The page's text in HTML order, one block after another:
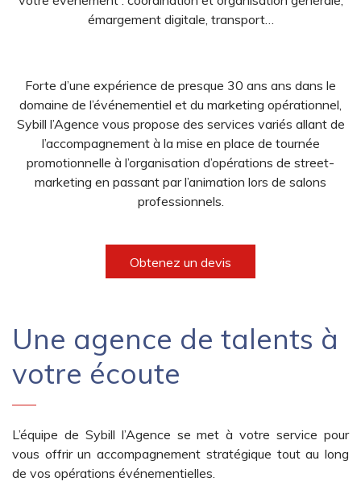
émargement digitale, transport…
Forte d’une expérience de presque 30 ans ans dans le
domaine de l’événementiel et du marketing opérationnel,
Sybill l’Agence vous propose des services variés allant de
l’accompagnement à la mise en place de tournée
promotionnelle à l’organisation d’opérations de street-
marketing en passant par l’animation lors de salons
professionnels.
Obtenez un devis
Une agence de talents à
votre écoute
L’équipe de Sybill l’Agence se met à votre service pour
vous offrir un accompagnement stratégique tout au long
de vos opérations événementielles.